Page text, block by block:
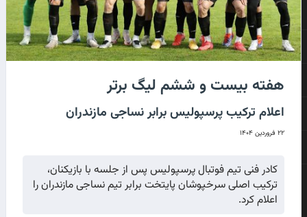
هفته بیست و ششم لیگ برتر
اعلام ترکیب پرسپولیس برابر نساجی مازندران
۲۲ فروردین ۱۴۰۴
کادر فنی تیم فوتبال پرسپولیس پس از جلسه با بازیکنان،
ترکیب اصلی سرخپوشان پایتخت برابر تیم نساجی مازندران را
اعلام کرد.